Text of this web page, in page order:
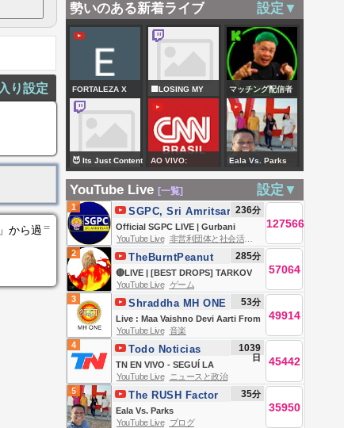
り設定
＝
から過
勢いのある新着ライブ 設定▼
FORTALEZA X
PALMEIRAS AO
VIVO COM
🟨LOSING MY
MIND🟨
マッチング配信者
アプリ作りました
😈 Its Just Content
😈
AO VIVO:
MORAES, LULA E
ALCOLUMBRE SE
JUNTAM NA HORA
DO APERTO | WW
Eala Vs. Parks
YouTube Live [一覧] 設定▼
1
Official SGPC LIVE | Gurbani
Kirtan | Sachkhand Sri Harmandir
Sahib, Sri Amritsar | 06.08.2026
SGPC, Sri Amritsar 236分
127566
YouTube Live 非営利団体と社会活動
2
🔴LIVE | [BEST DROPS] TARKOV
SEASONAL | DAY 3 | Hutch x
GIMMICK | WACKADOODLE
WEDNESDAY | #BUNGULATE
TheBurntPeanut 285分
57064
YouTube Live ゲーム
3
Live : Maa Vaishno Devi Aarti From
Bhawan | माता वैष्णो देवी आरती | 06
August 2026
Shraddha MH ONE 53分
49914
YouTube Live 音楽
4
TN EN VIVO - SEGUÍ LA
TRANSMISIÓN EN VIVO DE TODO
NOTICIAS
Todo Noticias 1039
日 45442
YouTube Live
ニュースと政治
5
Eala Vs. Parks
The RUSH Factor
TV
35分
35950
YouTube Live ブログ